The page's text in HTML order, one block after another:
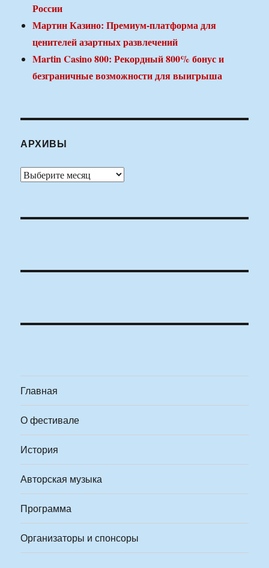
России
Мартин Казино: Премиум-платформа для
ценителей азартных развлечений
Martin Casino 800: Рекордный 800% бонус и
безграничные возможности для выигрыша
АРХИВЫ
Архивы
Главная
О фестивале
История
Авторская музыка
Программа
Организаторы и спонсоры